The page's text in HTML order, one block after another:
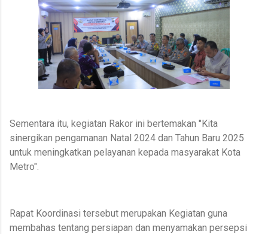
Sementara itu, kegiatan Rakor ini bertemakan "Kita
sinergikan pengamanan Natal 2024 dan Tahun Baru 2025
untuk meningkatkan pelayanan kepada masyarakat Kota
Metro".
Rapat Koordinasi tersebut merupakan Kegiatan guna
membahas tentang persiapan dan menyamakan persepsi